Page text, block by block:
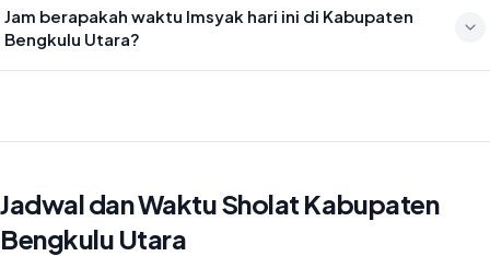
19:30
Jam berapakah waktu Imsyak hari ini di Kabupaten
Bengkulu Utara?
Jadwal dan Waktu Sholat Kabupaten
Bengkulu Utara